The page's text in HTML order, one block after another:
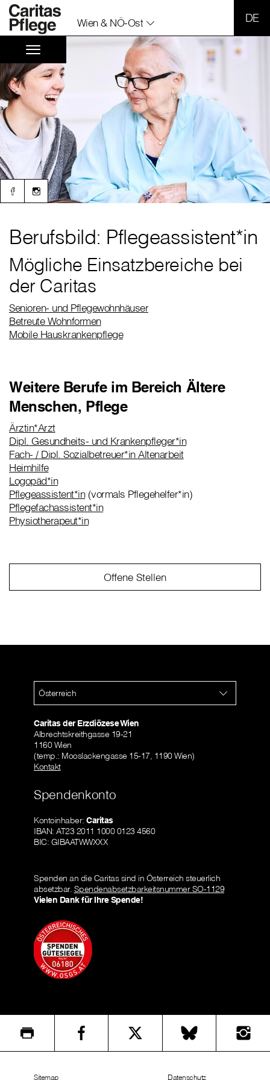
Wien & NÖ-Ost
Berufsbild: Pflegeassistent*in
Mögliche Einsatzbereiche bei
der Caritas
Senioren- und Pflegewohnhäuser
Betreute Wohnformen
Mobile Hauskrankenpflege
Weitere Berufe im Bereich Ältere
Menschen, Pflege
Ärztin*Arzt
Dipl. Gesundheits- und Krankenpfleger*in
Fach- / Dipl. Sozialbetreuer*in Altenarbeit
Heimhilfe
Logopäd*in
Pflegeassistent*in(vormals Pflegehelfer*in)
Pflegefachassistent*in
Physiotherapeut*in
Offene Stellen
Österreich
Caritas der Erzdiözese Wien
Albrechtskreithgasse 19-21
1160 Wien
(temp.: Mooslackengasse 15-17, 1190 Wien)
Kontakt
Spendenkonto
Kontoinhaber: Caritas
IBAN: AT23 2011 1000 0123 4560
BIC: GIBAATWWXXX
Spenden an die Caritas sind in Österreich steuerlich
absetzbar. Spendenabsetzbarkeitsnummer SO-1129
Vielen Dank für Ihre Spende!
Sitemap Datenschutz